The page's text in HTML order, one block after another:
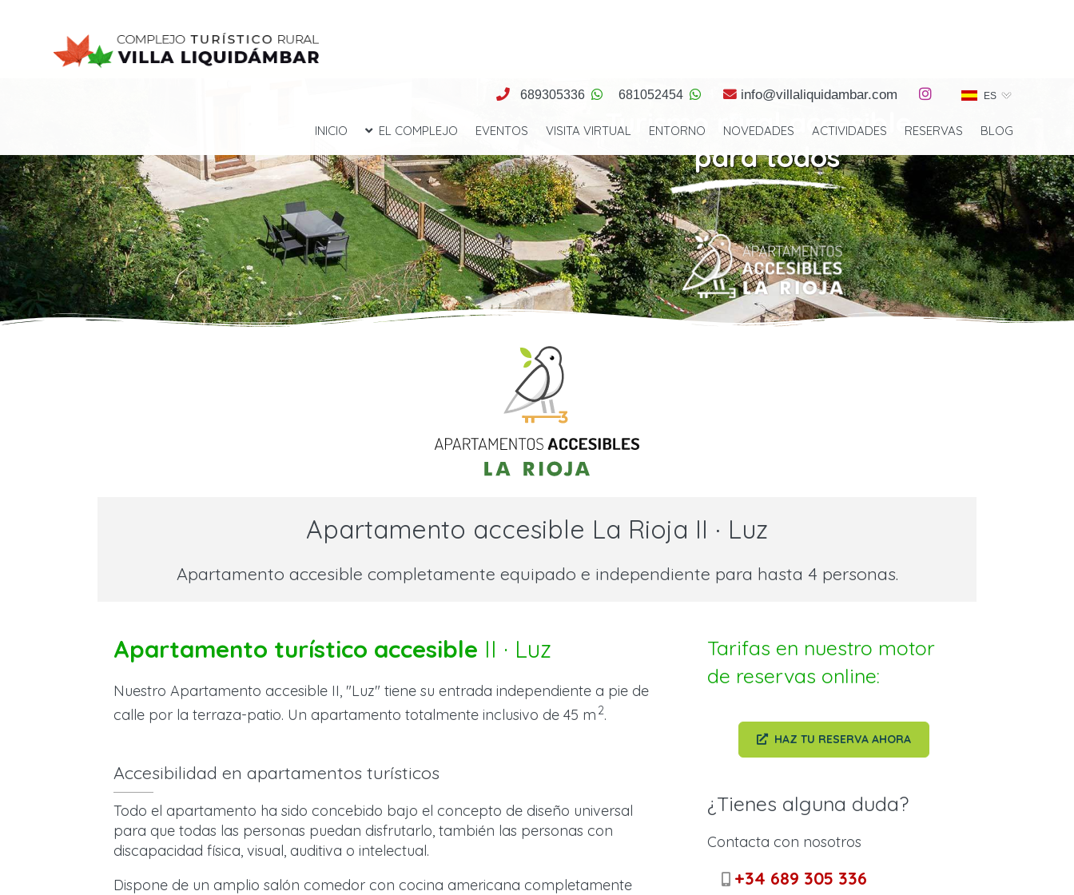
689305336 681052454 info@villaliquidambar.com ES
INICIO EL COMPLEJO EVENTOS VISITA VIRTUAL ENTORNO NOVEDADES ACTIVIDADES RESERVAS BLOG
Turismo rural accesible
para todos
Apartamento accesible La Rioja II · Luz
Apartamento accesible completamente equipado e independiente para hasta 4 personas.
Apartamento turístico accesible II · Luz
Nuestro Apartamento accesible II, "Luz" tiene su entrada independiente a pie de
calle por la terraza-patio. Un apartamento totalmente inclusivo de 45 m 2.
Accesibilidad en apartamentos turísticos
Todo el apartamento ha sido concebido bajo el concepto de diseño universal
para que todas las personas puedan disfrutarlo, también las personas con
discapacidad física, visual, auditiva o intelectual.
Dispone de un amplio salón comedor con cocina americana completamente
Tarifas en nuestro motor
de reservas online:
HAZ TU RESERVA AHORA
¿Tienes alguna duda?
Contacta con nosotros
+34 689 305 336